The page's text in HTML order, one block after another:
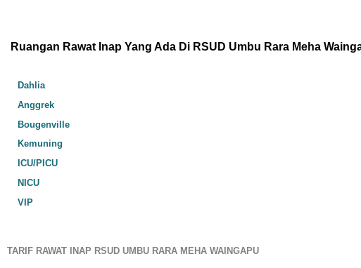
Ruangan Rawat Inap Yang Ada Di RSUD Umbu Rara Meha
Dahlia
Anggrek
Bougenville
Kemuning
ICU/PICU
NICU
VIP
TARIF RAWAT INAP RSUD UMBU RARA MEHA WAINGAPU